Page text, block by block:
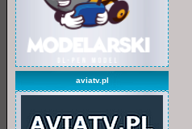
aviatv.pl